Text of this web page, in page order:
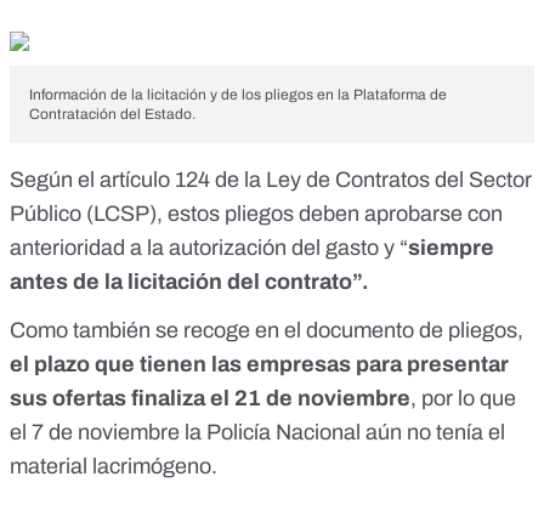
Información de la licitación y de los pliegos en la Plataforma de
Contratación del Estado.
Según el artículo 124 de la Ley de Contratos del Sector
Público (LCSP), estos pliegos deben aprobarse con
anterioridad a la autorización del gasto y “siempre
antes de la licitación del contrato”.
Como también se recoge en el documento de pliegos,
el plazo que tienen las empresas para presentar
sus ofertas finaliza el 21 de noviembre, por lo que
el 7 de noviembre la Policía Nacional aún no tenía el
material lacrimógeno.